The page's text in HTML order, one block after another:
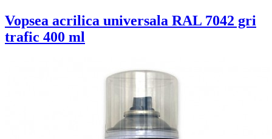
Vopsea acrilica universala RAL 7042 gri
trafic 400 ml